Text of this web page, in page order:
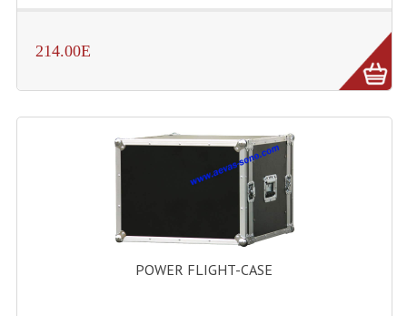
Enceintes Encastrables Ligne 100V 4-8 Ohm
Enceintes Murales (Ligne 100V 16 - 8 Ohm)
Hp À Chambre De Compression
Lecteurs Mp3 Et CDs Sources
214.00E
POWER FLIGHT-CASE